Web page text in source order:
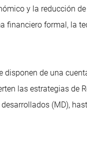
y la reducción de
financiero formal, la
disponen de una
las estrategias de
(MD),